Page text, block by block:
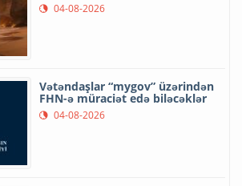
04-08-2026
Vətəndaşlar “mygov” üzərindən
FHN-ə müraciət edə biləcəklər
04-08-2026